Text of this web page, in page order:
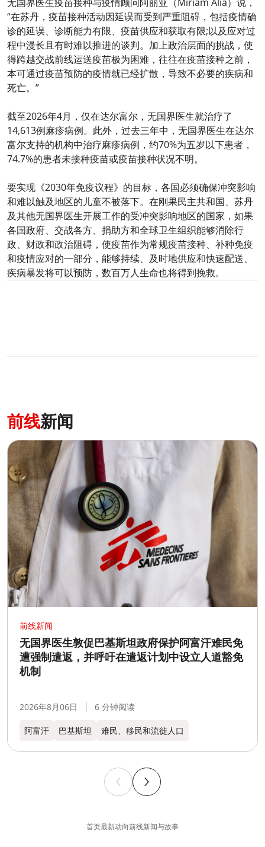
“在苏丹，疫苗接种活动因延误而受到严重阻碍，包括疫情确
诊的延误、诊断能力有限、疫苗供应和获取有限;以及应对过
程中漫长且有时难以推进的谈判。加上政治层面的挑战，使
得跨越交战前线运送疫苗极为困难，往往在疫苗接种之前，
本可通过疫苗预防的疫情就已经扩散，导致不必要的疾病和
死亡。”
截至2026年4月，仅在达尔富尔，无国界医生就治疗了
14,613例麻疹病例。此外，过去三年中，无国界医生在达尔
富尔支持的机构中治疗麻疹病例，约70%为五岁以下患者，
74.7%的患者未接种疫苗或疫苗接种状况不明。
要实现《2030年免疫议程》的目标，各国必须确保冲突影响
和难以触及地区的儿童不被落下。在刚果民主共和国、苏丹
及其他无国界医生开展工作的受冲突影响地区的国家，如果
各国政府、交战各方、捐助方和全球卫生组织能够消除行
政、财政和政治阻碍，使疫苗作为常规疫苗接种、补种免疫
和疫情应对的一部分，能够持续、及时地供应和快速配送、
疾病暴发将可以预防，数百万人生命也将得到挽救。
前线新闻
前线新闻
无国界医生敦促巴基斯坦政府保护阿富汗难民免
遭强制遣返，并呼吁在遣返计划中设立人道豁免
机制
2026年8月06日 6 分钟阅读
阿富汗 巴基斯坦 难民、移民和流徙人口
首页最新动向前线新闻与故事